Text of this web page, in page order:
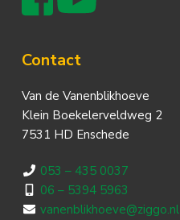
Contact
Van de Vanenblikhoeve
Klein Boekelerveldweg 2
7531 HD Enschede
053 – 435 0037
06 – 5394 5963
vanenblikhoeve@ziggo.nl